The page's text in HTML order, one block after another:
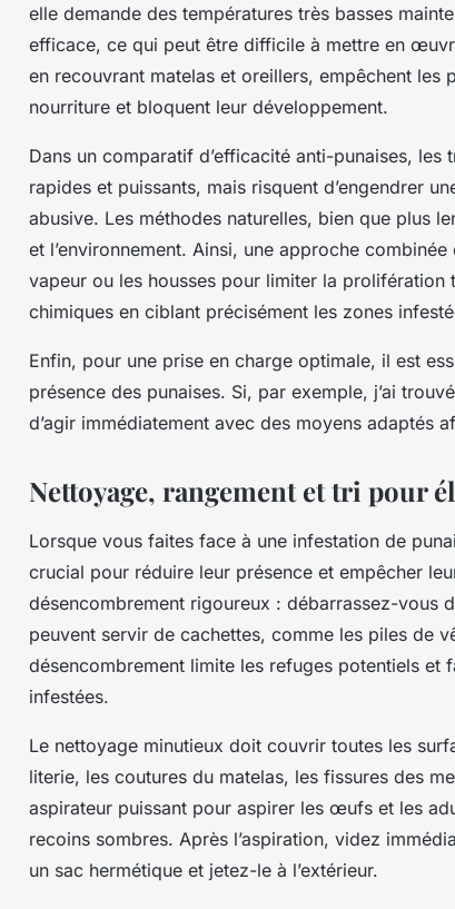
elle demande des températures très basses
efficace, ce qui peut être difficile à mettre en
en recouvrant matelas et oreillers, empêchent les
nourriture et bloquent leur développement.
Dans un comparatif d’efficacité anti-punaises,
rapides et puissants, mais risquent d’engendrer
abusive. Les méthodes naturelles, bien que plus
et l’environnement. Ainsi, une approche
vapeur ou les housses pour limiter la
chimiques en ciblant précisément les zones
Enfin, pour une prise en charge optimale, il est
présence des punaises. Si, par exemple, j’ai
d’agir immédiatement avec des moyens adaptés
Nettoyage, rangement et tri pour
Lorsque vous faites face à une infestation de
crucial pour réduire leur présence et empêcher
désencombrement rigoureux : débarrassez-vous
peuvent servir de cachettes, comme les piles de
désencombrement limite les refuges potentiels et
infestées.
Le nettoyage minutieux doit couvrir toutes les
literie, les coutures du matelas, les fissures des
aspirateur puissant pour aspirer les œufs et les
recoins sombres. Après l’aspiration, videz
un sac hermétique et jetez-le à l’extérieur.